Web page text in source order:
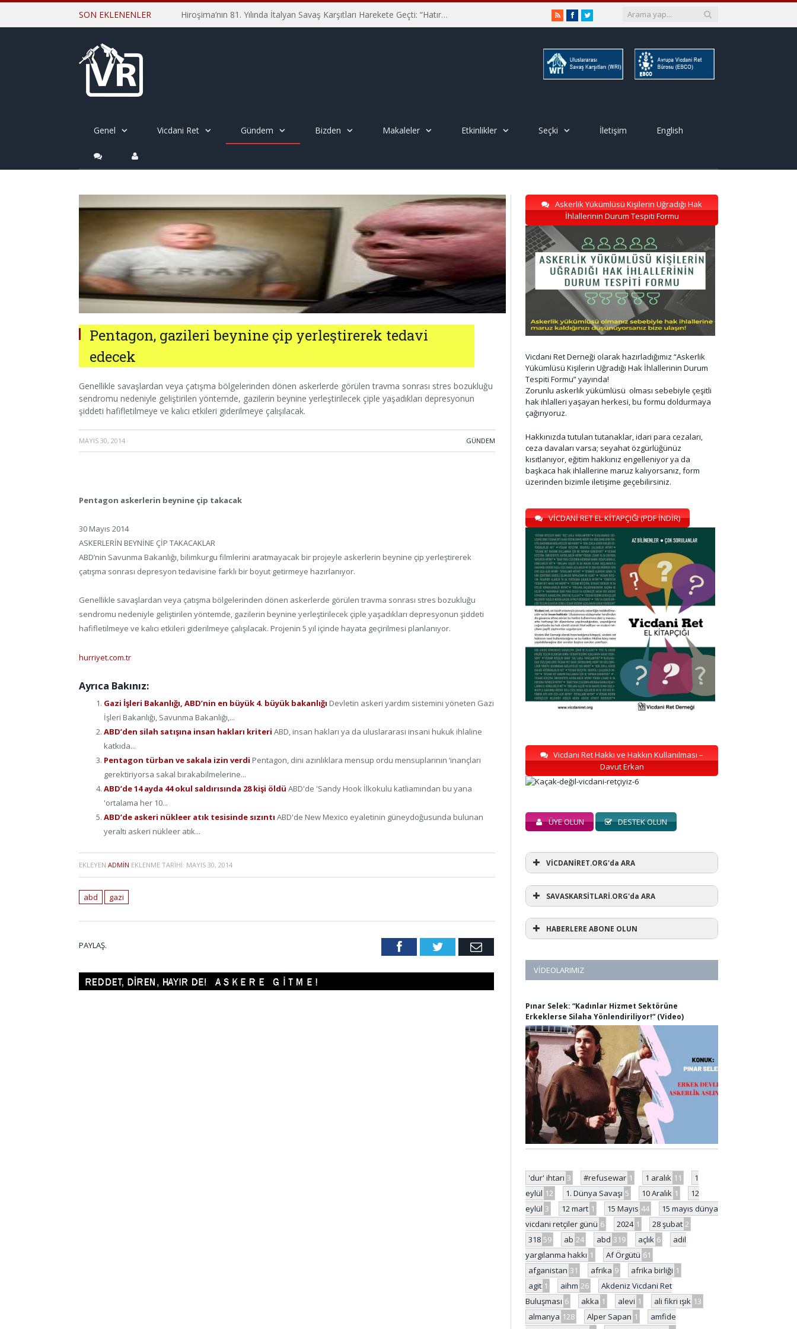
SON EKLENENLER Hiroşima’nın 81. Yılında İtalyan Savaş Karşıtları Harekete Geçti: “Hatırlamak yeterli değil” RSSFacebookTwitter
Genel Vicdani Ret Gündem Bizden Makaleler Etkinlikler Seçki İletişim English
Pentagon, gazileri beynine çip yerleştirerek tedavi
edecek
Genellikle savaşlardan veya çatışma bölgelerinden dönen askerlerde görülen travma sonrası stres bozukluğu
sendromu nedeniyle geliştirilen yöntemde, gazilerin beynine yerleştirilecek çiple yaşadıkları depresyonun
şiddeti hafifletilmeye ve kalıcı etkileri giderilmeye çalışılacak.
MAYIS 30, 2014 · GÜNDEM
Pentagon askerlerin beynine çip takacak
30 Mayıs 2014
ASKERLERİN BEYNİNE ÇİP TAKACAKLAR
ABD’nin Savunma Bakanlığı, bilimkurgu filmlerini aratmayacak bir projeyle askerlerin beynine çip yerleştirerek
çatışma sonrası depresyon tedavisine farklı bir boyut getirmeye hazırlanıyor.
Genellikle savaşlardan veya çatışma bölgelerinden dönen askerlerde görülen travma sonrası stres bozukluğu
sendromu nedeniyle geliştirilen yöntemde, gazilerin beynine yerleştirilecek çiple yaşadıkları depresyonun şiddeti
hafifletilmeye ve kalıcı etkileri giderilmeye çalışılacak. Projenin 5 yıl içinde hayata geçirilmesi planlanıyor.
hurriyet.com.tr
Ayrıca Bakınız:
Gazi İşleri Bakanlığı, ABD’nin en büyük 4. büyük bakanlığı Devletin askeri yardım sistemini yöneten Gazi
İşleri Bakanlığı, Savunma Bakanlığı,...
ABD’den silah satışına insan hakları kriteri ABD, insan hakları ya da uluslararası insani hukuk ihlaline
katkıda...
Pentagon türban ve sakala izin verdi Pentagon, dini azınlıklara mensup ordu mensuplarının ‘inançları
gerektiriyorsa sakal bırakabilmelerine...
ABD’de 14 ayda 44 okul saldırısında 28 kişi öldü ABD'de 'Sandy Hook İlkokulu katliamından bu yana
'ortalama her 10...
ABD’de askeri nükleer atık tesisinde sızıntı ABD'de New Mexico eyaletinin güneydoğusunda bulunan
yeraltı askeri nükleer atık...
EKLEYEN ADMIN EKLENME TARIHI: MAYIS 30, 2014
abd gazi
PAYLAŞ. FacebookTwitter Email
Askerlik Yükümlüsü Kişilerin Uğradığı Hak
İhlallerinin Durum Tespiti Formu
Vicdani Ret Derneği olarak hazırladığımız “Askerlik
Yükümlüsü Kişilerin Uğradığı Hak İhlallerinin Durum
Tespiti Formu” yayında!
Zorunlu askerlik yükümlüsü olması sebebiyle çeşitli
hak ihlalleri yaşayan herkesi, bu formu doldurmaya
çağırıyoruz.
Hakkınızda tutulan tutanaklar, idari para cezaları,
ceza davaları varsa; seyahat özgürlüğünüz
kısıtlanıyor, eğitim hakkınız engelleniyor ya da
başkaca hak ihlallerine maruz kalıyorsanız, form
üzerinden bizimle iletişime geçebilirsiniz.
VİCDANİ RET EL KİTAPÇIĞI (PDF İNDİR)
Vicdani Ret Hakkı ve Hakkın Kullanılması –
Davut Erkan
ÜYE OLUN DESTEK OLUN
VİCDANİRET.ORG'da ARA
SAVASKARSİTLARİ.ORG'da ARA
HABERLERE ABONE OLUN
VIDEOLARIMIZ
Pınar Selek: “Kadınlar Hizmet Sektörüne
Erkeklerse Silaha Yönlendiriliyor!” (Video)
'dur' ihtarı 3 #refusewar 1 1 aralık 11
1
eylül 12 1. Dünya Savaşı 5 10 Aralık 1
12
eylül 3 12 mart 1 15 Mayıs 44
15 mayıs dünya
vicdani retçiler günü 6 2024 1 28 şubat 2
318 59 ab 24 abd 319 açlık 6
adil
yargılanma hakkı 1 Af Örgütü 61
afganistan 31 afrika 9 afrika birliği 1
agit 1 aihm 26
Akdeniz Vicdani Ret
Buluşması 6 akka 1 alevi 1 ali fikri ışık 13
almanya 128 Alper Sapan 1
amfide